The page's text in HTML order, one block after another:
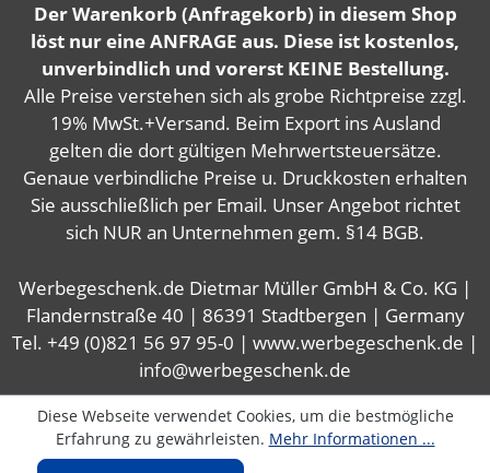
Der Warenkorb (Anfragekorb) in diesem Shop
löst nur eine ANFRAGE aus. Diese ist kostenlos,
unverbindlich und vorerst KEINE Bestellung.
Alle Preise verstehen sich als grobe Richtpreise zzgl.
19% MwSt.+Versand. Beim Export ins Ausland
gelten die dort gültigen Mehrwertsteuersätze.
Genaue verbindliche Preise u. Druckkosten erhalten
Sie ausschließlich per Email. Unser Angebot richtet
sich NUR an Unternehmen gem. §14 BGB.
Werbegeschenk.de Dietmar Müller GmbH & Co. KG |
Flandernstraße 40 | 86391 Stadtbergen | Germany
Tel. +49 (0)821 56 97 95-0 | www.werbegeschenk.de |
info@werbegeschenk.de
Diese Webseite verwendet Cookies, um die bestmögliche
Erfahrung zu gewährleisten. Mehr Informationen ...